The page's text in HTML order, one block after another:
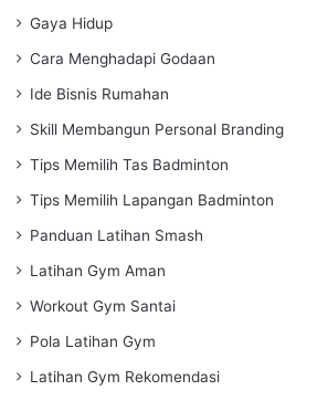
Gaya Hidup
Cara Menghadapi Godaan
Ide Bisnis Rumahan
Skill Membangun Personal Branding
Tips Memilih Tas Badminton
Tips Memilih Lapangan Badminton
Panduan Latihan Smash
Latihan Gym Aman
Workout Gym Santai
Pola Latihan Gym
Latihan Gym Rekomendasi